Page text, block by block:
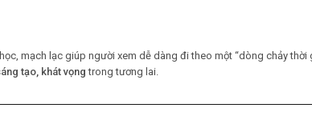
mạch lạc giúp người xem dễ dàng đi theo một “dòng chảy thời
tạo, khát vọng trong tương lai.